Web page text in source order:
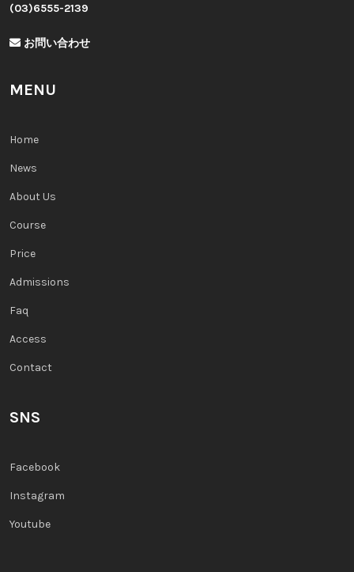
(03)6555-2139
お問い合わせ
MENU
Home
News
About Us
Course
Price
Admissions
Faq
Access
Contact
SNS
Facebook
Instagram
Youtube